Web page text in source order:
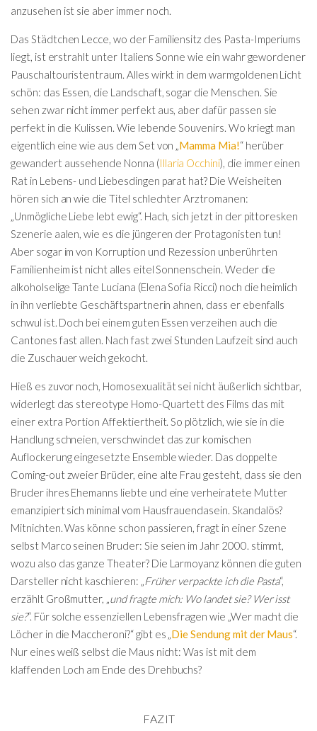
anzusehen ist sie aber immer noch.
Das Städtchen Lecce, wo der Familiensitz des Pasta-Imperiums
liegt, ist erstrahlt unter Italiens Sonne wie ein wahr gewordener
Pauschaltouristentraum. Alles wirkt in dem warmgoldenen Licht
schön: das Essen, die Landschaft, sogar die Menschen. Sie
sehen zwar nicht immer perfekt aus, aber dafür passen sie
perfekt in die Kulissen. Wie lebende Souvenirs. Wo kriegt man
eigentlich eine wie aus dem Set von „ Mamma Mia!“ herüber
gewandert aussehende Nonna (Illaria Occhini), die immer einen
Rat in Lebens- und Liebesdingen parat hat? Die Weisheiten
hören sich an wie die Titel schlechter Arztromanen:
„Unmögliche Liebe lebt ewig“. Hach, sich jetzt in der pittoresken
Szenerie aalen, wie es die jüngeren der Protagonisten tun!
Aber sogar im von Korruption und Rezession unberührten
Familienheim ist nicht alles eitel Sonnenschein. Weder die
alkoholselige Tante Luciana (Elena Sofia Ricci) noch die heimlich
in ihn verliebte Geschäftspartnerin ahnen, dass er ebenfalls
schwul ist. Doch bei einem guten Essen verzeihen auch die
Cantones fast allen. Nach fast zwei Stunden Laufzeit sind auch
die Zuschauer weich gekocht.
Hieß es zuvor noch, Homosexualität sei nicht äußerlich sichtbar,
widerlegt das stereotype Homo-Quartett des Films das mit
einer extra Portion Affektiertheit. So plötzlich, wie sie in die
Handlung schneien, verschwindet das zur komischen
Auflockerung eingesetzte Ensemble wieder. Das doppelte
Coming-out zweier Brüder, eine alte Frau gesteht, dass sie den
Bruder ihres Ehemanns liebte und eine verheiratete Mutter
emanzipiert sich minimal vom Hausfrauendasein. Skandalös?
Mitnichten. Was könne schon passieren, fragt in einer Szene
selbst Marco seinen Bruder: Sie seien im Jahr 2000. stimmt,
wozu also das ganze Theater? Die Larmoyanz können die guten
Darsteller nicht kaschieren: „
Früher verpackte ich die Pasta“,
erzählt Großmutter, „ und fragte mich: Wo landet sie? Wer isst
sie?“. Für solche essenziellen Lebensfragen wie „Wer macht die
Löcher in die Maccheroni?“ gibt es „ Die Sendung mit der Maus“.
Nur eines weiß selbst die Maus nicht: Was ist mit dem
klaffenden Loch am Ende des Drehbuchs?
FAZIT